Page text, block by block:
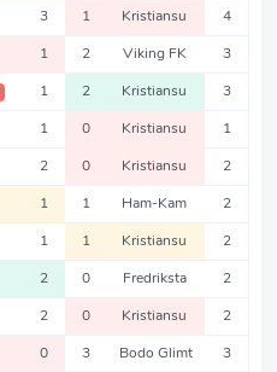
3 1 Kristiansu 4
1 2 Viking FK 3
1 2 Kristiansu 3
1 0 Kristiansu 1
2 0 Kristiansu 2
1 1 Ham-Kam 2
1 1 Kristiansu 2
2 0 Fredriksta 2
2 0 Kristiansu 2
0 3 Bodo Glimt 3